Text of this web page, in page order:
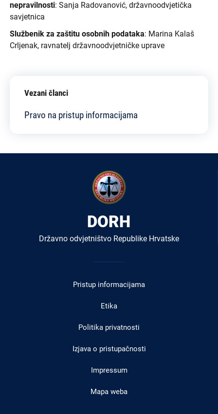
nepravilnosti: Sanja Radovanović, državnoodvjetička
savjetnica
Službenik za zaštitu osobnih podataka: Marina Kalaš
Crljenak, ravnatelj državnoodvjetničke uprave
Vezani članci
Pravo na pristup informacijama
DORH
Državno odvjetništvo Republike Hrvatske
Pristup informacijama
Etika
Politika privatnosti
Izjava o pristupačnosti
Impressum
Mapa weba